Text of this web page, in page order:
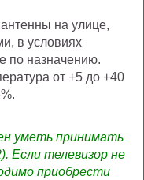
на улице,
в условиях
по назначению.
от +5 до +40
уметь принимать
Если телевизор не
приобрести